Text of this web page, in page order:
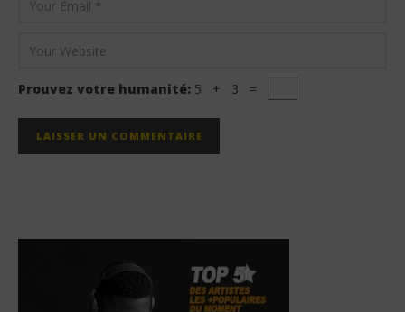
Prouvez votre humanité: 5 + 3 =